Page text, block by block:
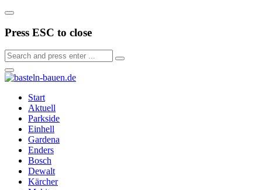
Press ESC to close
Start
Aktuell
Parkside
Einhell
Gardena
Enders
Bosch
Dewalt
Kärcher